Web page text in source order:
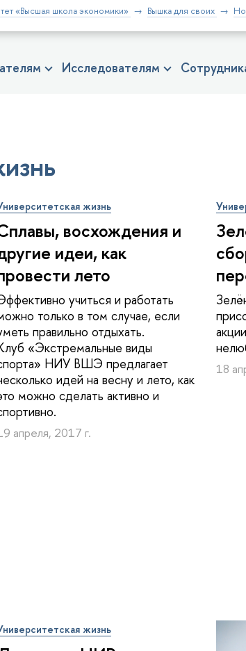
«Высшая школа экономики» Вышка для своих
Исследователям
жизнь
восхождения и
идеи, как
лето
учиться и работать
только в том случае, если
правильно отдыхать.
«Экстремальные виды
НИУ ВШЭ предлагает
идей на весну и лето, как
можно сделать активно и
апреля, 2017 г.
18
жизнь